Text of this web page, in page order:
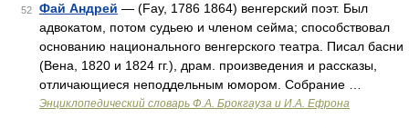
52 Фай Андрей — (Fay, 1786 1864) венгерский поэт. Был
адвокатом, потом судьею и членом сейма; способствовал
основанию национального венгерского театра. Писал басни
(Вена, 1820 и 1824 гг.), драм. произведения и рассказы,
отличающиеся неподдельным юмором. Собрание …
Энциклопедический словарь Ф.А. Брокгауза и И.А. Ефрона